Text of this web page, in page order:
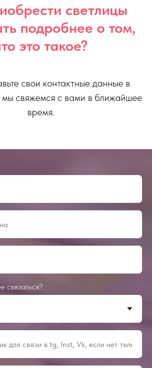
светлицы
подробнее о том,
это такое?
свои контактные данные в
свяжемся с вами в ближайшее
время.
связаться?